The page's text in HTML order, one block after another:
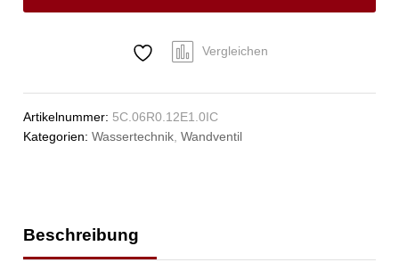
Vergleichen
Artikelnummer: 5C.06R0.12E1.0IC
Kategorien:Wassertechnik,Wandventil
Beschreibung